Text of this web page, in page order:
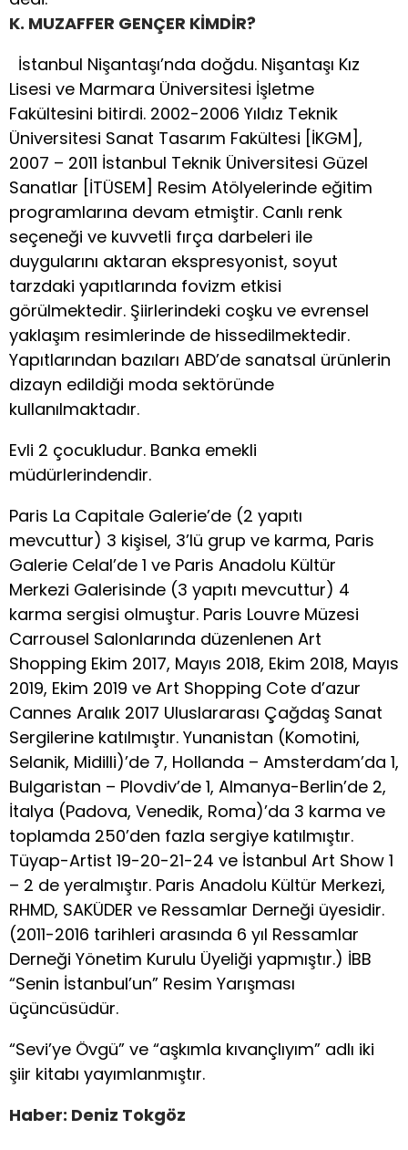
K. MUZAFFER GENÇER KİMDİR?
İstanbul Nişantaşı’nda doğdu. Nişantaşı Kız
Lisesi ve Marmara Üniversitesi İşletme
Fakültesini bitirdi. 2002-2006 Yıldız Teknik
Üniversitesi Sanat Tasarım Fakültesi [İKGM],
2007 – 2011 İstanbul Teknik Üniversitesi Güzel
Sanatlar [İTÜSEM] Resim Atölyelerinde eğitim
programlarına devam etmiştir. Canlı renk
seçeneği ve kuvvetli fırça darbeleri ile
duygularını aktaran ekspresyonist, soyut
tarzdaki yapıtlarında fovizm etkisi
görülmektedir. Şiirlerindeki coşku ve evrensel
yaklaşım resimlerinde de hissedilmektedir.
Yapıtlarından bazıları ABD’de sanatsal ürünlerin
dizayn edildiği moda sektöründe
kullanılmaktadır.
Evli 2 çocukludur. Banka emekli
müdürlerindendir.
Paris La Capitale Galerie’de (2 yapıtı
mevcuttur) 3 kişisel, 3’lü grup ve karma, Paris
Galerie Celal’de 1 ve Paris Anadolu Kültür
Merkezi Galerisinde (3 yapıtı mevcuttur) 4
karma sergisi olmuştur. Paris Louvre Müzesi
Carrousel Salonlarında düzenlenen Art
Shopping Ekim 2017, Mayıs 2018, Ekim 2018, Mayıs
2019, Ekim 2019 ve Art Shopping Cote d’azur
Cannes Aralık 2017 Uluslararası Çağdaş Sanat
Sergilerine katılmıştır. Yunanistan (Komotini,
Selanik, Midilli)’de 7, Hollanda – Amsterdam’da 1,
Bulgaristan – Plovdiv’de 1, Almanya-Berlin’de 2,
İtalya (Padova, Venedik, Roma)’da 3 karma ve
toplamda 250’den fazla sergiye katılmıştır.
Tüyap-Artist 19-20-21-24 ve İstanbul Art Show 1
– 2 de yeralmıştır. Paris Anadolu Kültür Merkezi,
RHMD, SAKÜDER ve Ressamlar Derneği üyesidir.
(2011-2016 tarihleri arasında 6 yıl Ressamlar
Derneği Yönetim Kurulu Üyeliği yapmıştır.) İBB
“Senin İstanbul’un” Resim Yarışması
üçüncüsüdür.
“Sevi’ye Övgü” ve “aşkımla kıvançlıyım” adlı iki
şiir kitabı yayımlanmıştır.
Haber: Deniz Tokgöz